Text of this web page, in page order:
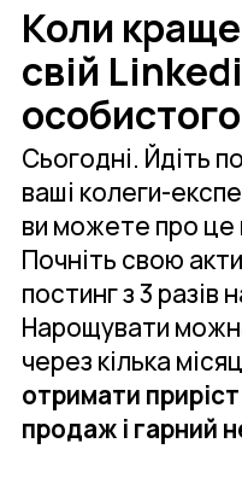
Коли
свій
Сьогодні. Йдіть
ваші колеги-
ви можете про це
Почніть свою
постинг з 3 разів
Нарощувати
через кілька
отримати приріст
продаж і гарний